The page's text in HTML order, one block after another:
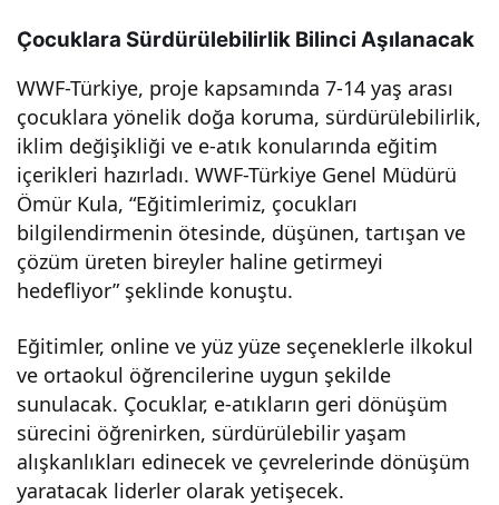
Çocuklara Sürdürülebilirlik Bilinci Aşılanacak
WWF-Türkiye, proje kapsamında 7-14 yaş arası
çocuklara yönelik doğa koruma, sürdürülebilirlik,
iklim değişikliği ve e-atık konularında eğitim
içerikleri hazırladı. WWF-Türkiye Genel Müdürü
Ömür Kula, “Eğitimlerimiz, çocukları
bilgilendirmenin ötesinde, düşünen, tartışan ve
çözüm üreten bireyler haline getirmeyi
hedefliyor” şeklinde konuştu.
Eğitimler, online ve yüz yüze seçeneklerle ilkokul
ve ortaokul öğrencilerine uygun şekilde
sunulacak. Çocuklar, e-atıkların geri dönüşüm
sürecini öğrenirken, sürdürülebilir yaşam
alışkanlıkları edinecek ve çevrelerinde dönüşüm
yaratacak liderler olarak yetişecek.